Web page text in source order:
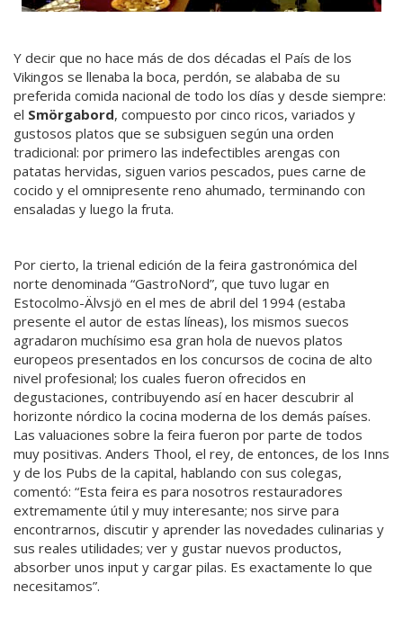
Y decir que no hace más de dos décadas el País de los
Vikingos se llenaba la boca, perdón, se alababa de su
preferida comida nacional de todo los días y desde siempre:
el Smörgabord, compuesto por cinco ricos, variados y
gustosos platos que se subsiguen según una orden
tradicional: por primero las indefectibles arengas con
patatas hervidas, siguen varios pescados, pues carne de
cocido y el omnipresente reno ahumado, terminando con
ensaladas y luego la fruta.
Por cierto, la trienal edición de la feira gastronómica del
norte denominada “GastroNord”, que tuvo lugar en
Estocolmo-Älvsjö en el mes de abril del 1994 (estaba
presente el autor de estas líneas), los mismos suecos
agradaron muchísimo esa gran hola de nuevos platos
europeos presentados en los concursos de cocina de alto
nivel profesional; los cuales fueron ofrecidos en
degustaciones, contribuyendo así en hacer descubrir al
horizonte nórdico la cocina moderna de los demás países.
Las valuaciones sobre la feira fueron por parte de todos
muy positivas. Anders Thool, el rey, de entonces, de los Inns
y de los Pubs de la capital, hablando con sus colegas,
comentó: “Esta feira es para nosotros restauradores
extremamente útil y muy interesante; nos sirve para
encontrarnos, discutir y aprender las novedades culinarias y
sus reales utilidades; ver y gustar nuevos productos,
absorber unos input y cargar pilas. Es exactamente lo que
necesitamos”.